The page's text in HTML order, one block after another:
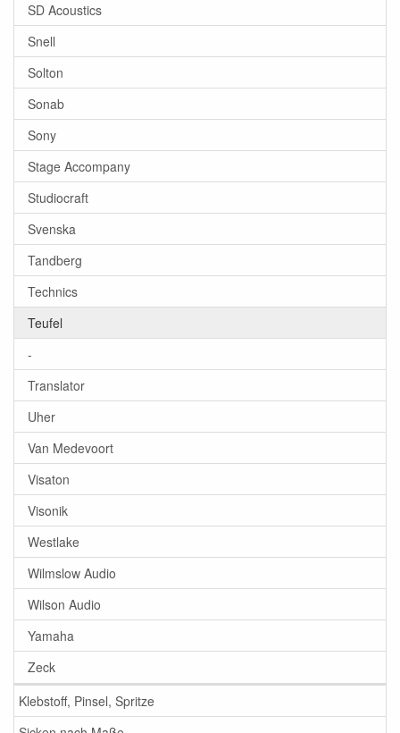
SD Acoustics
Snell
Solton
Sonab
Sony
Stage Accompany
Studiocraft
Svenska
Tandberg
Technics
Teufel
-
Translator
Uher
Van Medevoort
Visaton
Visonik
Westlake
Wilmslow Audio
Wilson Audio
Yamaha
Zeck
Klebstoff, Pinsel, Spritze